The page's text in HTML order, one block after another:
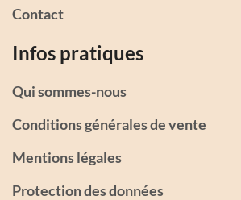
Contact
Infos pratiques
Qui sommes-nous
Conditions générales de vente
Mentions légales
Protection des données